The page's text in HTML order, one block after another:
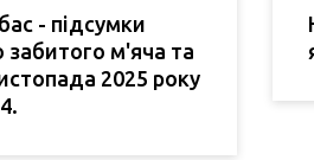
- підсумки
забитого м'яча та
2025 року